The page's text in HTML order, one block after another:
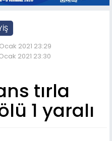
2021 23:29
2021 23:30
tırla
1 yaralı